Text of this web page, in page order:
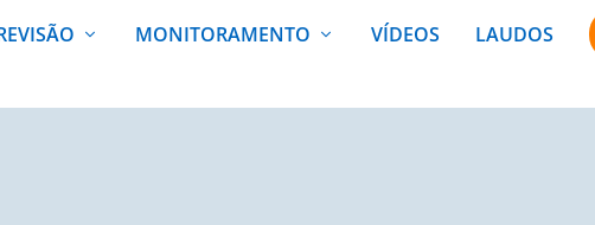
MONITORAMENTO VÍDEOS LAUDOS